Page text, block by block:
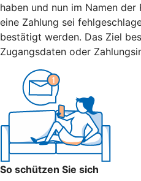
haben und nun im Namen
eine Zahlung sei
bestätigt werden. Das Ziel
Zugangsdaten oder
So schützen Sie sich